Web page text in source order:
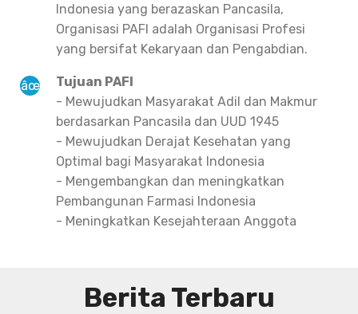
Indonesia yang berazaskan Pancasila,
Organisasi PAFI adalah Organisasi Profesi
yang bersifat Kekaryaan dan Pengabdian.
Tujuan PAFI
- Mewujudkan Masyarakat Adil dan Makmur
berdasarkan Pancasila dan UUD 1945
- Mewujudkan Derajat Kesehatan yang
Optimal bagi Masyarakat Indonesia
- Mengembangkan dan meningkatkan
Pembangunan Farmasi Indonesia
- Meningkatkan Kesejahteraan Anggota
Berita Terbaru